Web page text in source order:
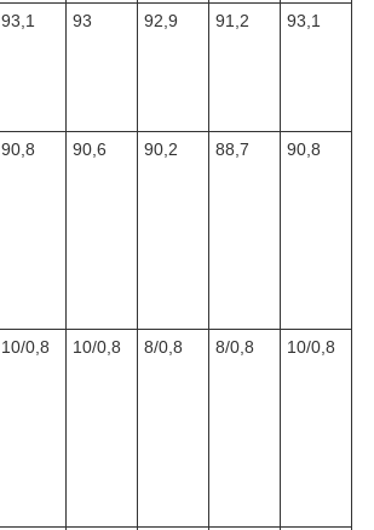
93,1 93 92,9 91,2 93,1
90,8 90,6 90,2 88,7 90,8
10/0,8 10/0,8 8/0,8 8/0,8 10/0,8